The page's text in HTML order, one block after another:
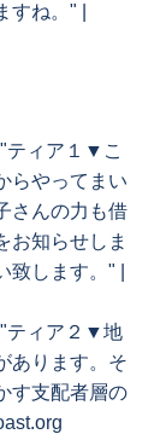
ね。" |
ティア１▼こ
らやってまい
さんの力も借
お知らせしま
します。" |
"ティア２▼地
あります。そ
す支配者層の